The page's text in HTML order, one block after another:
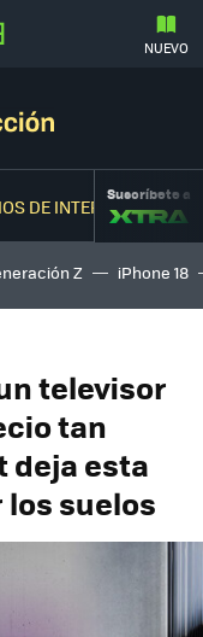
NUEVO
DE INTERNETSuscríbete a
Z iPhone 18
televisor
tan
deja esta
los suelos